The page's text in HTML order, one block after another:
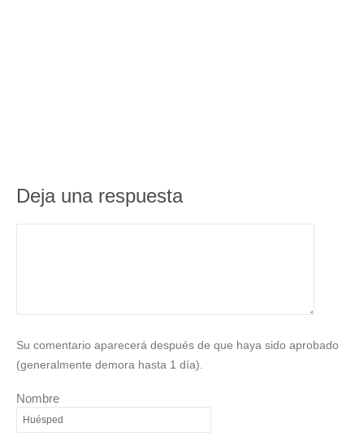
Deja una respuesta
Su comentario aparecerá después de que haya sido aprobado
(generalmente demora hasta 1 día).
Nombre